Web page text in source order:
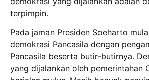
terpimpin.
Pada jaman Presiden Soeharto
demokrasi Pancasila dengan
Pancasila beserta butir-butirnya.
yang dijalankan oleh pemerintahan